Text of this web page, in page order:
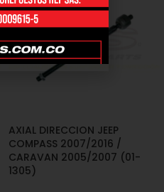
AXIAL DIRECCION JEEP
COMPASS 2007/2016 /
CARAVAN 2005/2007 (01-
1305)